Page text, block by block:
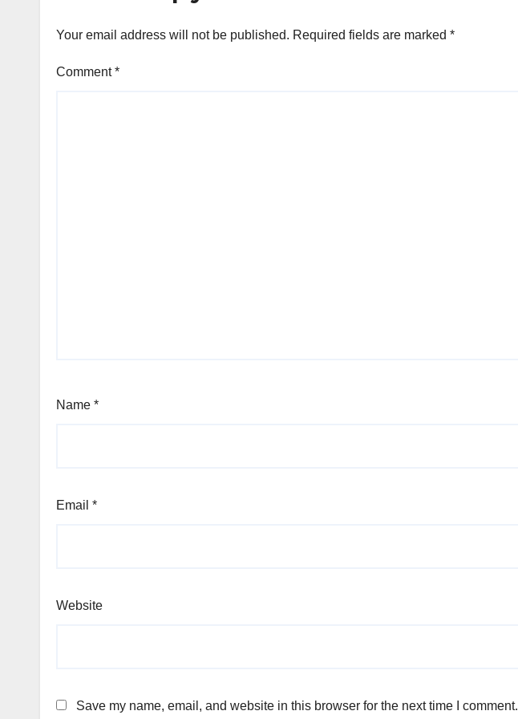
Your email address will not be published. Required fields are marked *
Comment*
Name *
Email *
Website
Save my name, email, and website in this browser for the next time I comment.